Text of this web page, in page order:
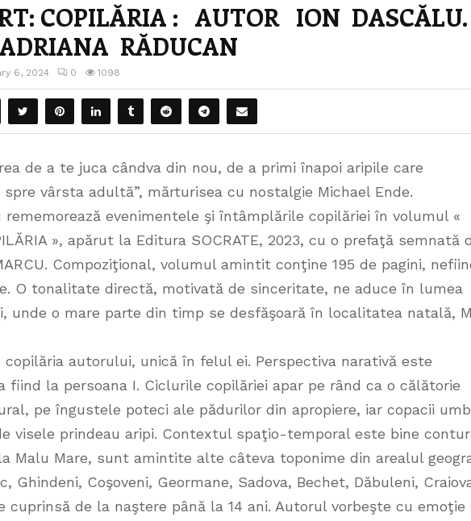
COPILĂRIA : AUTOR ION DASCĂLU.
RĂDUCAN
6, 2024 0 1098
de a te juca cândva din nou, de a primi înapoi aripile care
vârsta adultă”, mărturisea cu nostalgie Michael Ende.
rememorează evenimentele şi întâmplările copilăriei în volumul «
», apărut la Editura SOCRATE, 2023, cu o prefaţă semnată
Compoziţional, volumul amintit conţine 195 de pagini,
O tonalitate directă, motivată de sinceritate, ne aduce în lumea
unde o mare parte din timp se desfăşoară în localitatea natală,
copilăria autorului, unică în felul ei. Perspectiva narativă este
fiind la persoana I. Ciclurile copilăriei apar pe rând ca o călătorie
pe îngustele poteci ale pădurilor din apropiere, iar copacii
visele prindeau aripi. Contextul spaţio-temporal este bine
Malu Mare, sunt amintite alte câteva toponime din arealul
Ghindeni, Coşoveni, Geormane, Sadova, Bechet, Dăbuleni,
cuprinsă de la naştere până la 14 ani. Autorul vorbeşte cu emoţie